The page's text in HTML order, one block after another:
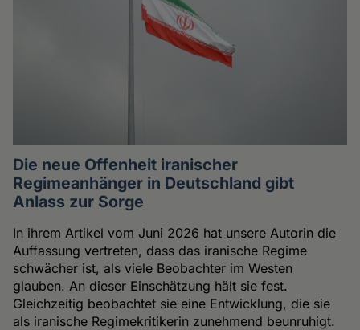
Die neue Offenheit iranischer
Regimeanhänger in Deutschland gibt
Anlass zur Sorge
In ihrem Artikel vom Juni 2026 hat unsere Autorin die
Auffassung vertreten, dass das iranische Regime
schwächer ist, als viele Beobachter im Westen
glauben. An dieser Einschätzung hält sie fest.
Gleichzeitig beobachtet sie eine Entwicklung, die sie
als iranische Regimekritikerin zunehmend beunruhigt.